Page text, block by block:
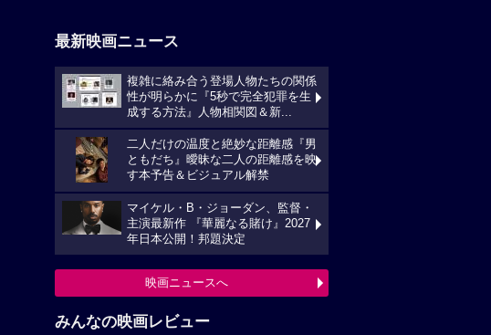
最新映画ニュース
複雑に絡み合う登場人物たちの関係
性が明らかに『5秒で完全犯罪を生
成する方法』人物相関図＆新...
二人だけの温度と絶妙な距離感『男
ともだち』曖昧な二人の距離感を映
す本予告＆ビジュアル解禁
マイケル・B・ジョーダン、監督・
主演最新作 『華麗なる賭け』2027
年日本公開！邦題決定
映画ニュースへ
みんなの映画レビュー